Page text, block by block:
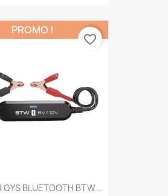
GYS BLUETOOTH BTW...
PROMO !
favorite_border